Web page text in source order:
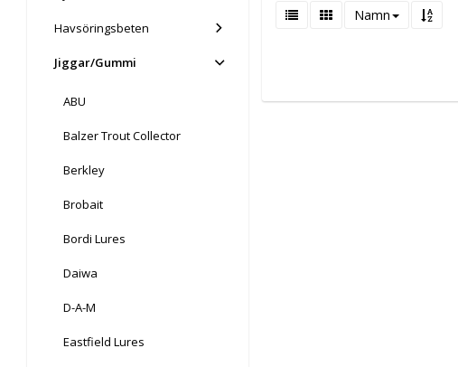
Havsöringsbeten
Jiggar/Gummi
ABU
Balzer Trout Collector
Berkley
Brobait
Bordi Lures
Daiwa
D-A-M
Eastfield Lures
Namn